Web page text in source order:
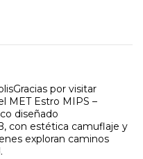
por visitar
MET Estro MIPS –
diseñado
con estética camuflaje y
exploran caminos